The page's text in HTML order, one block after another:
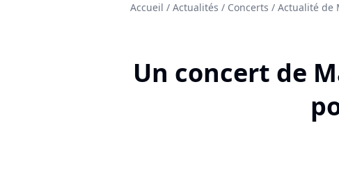
Accueil / Actualités / Concerts / Actualité de
Un concert de